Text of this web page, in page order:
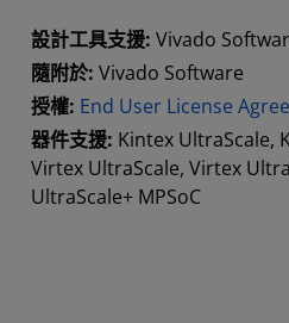
設計工具支援: Vivado
隨附於: Vivado Software
授權: End User License
器件支援: Kintex UltraScale,
Virtex UltraScale, Virtex
UltraScale+ MPSoC